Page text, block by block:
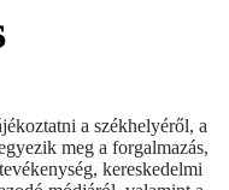
a székhelyéről, a
meg a forgalmazás,
kereskedelmi